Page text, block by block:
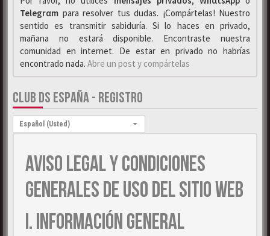
Telegrαm para resolver tus dudas. ¡Compártelas! Nuestro
sentido es transmitir sabiduría. Si lo haces en privado,
mañana no estará disponible. Encontraste nuestra
comunidad en internet. De estar en privado no habrías
encontrado nada. Abre un post y compártelas
CLUB DS ESPAÑA - REGISTRO
Idioma:
Español (Usted)
AVISO LEGAL Y CONDICIONES
GENERALES DE USO DEL SITIO WEB
I. INFORMACIÓN GENERAL